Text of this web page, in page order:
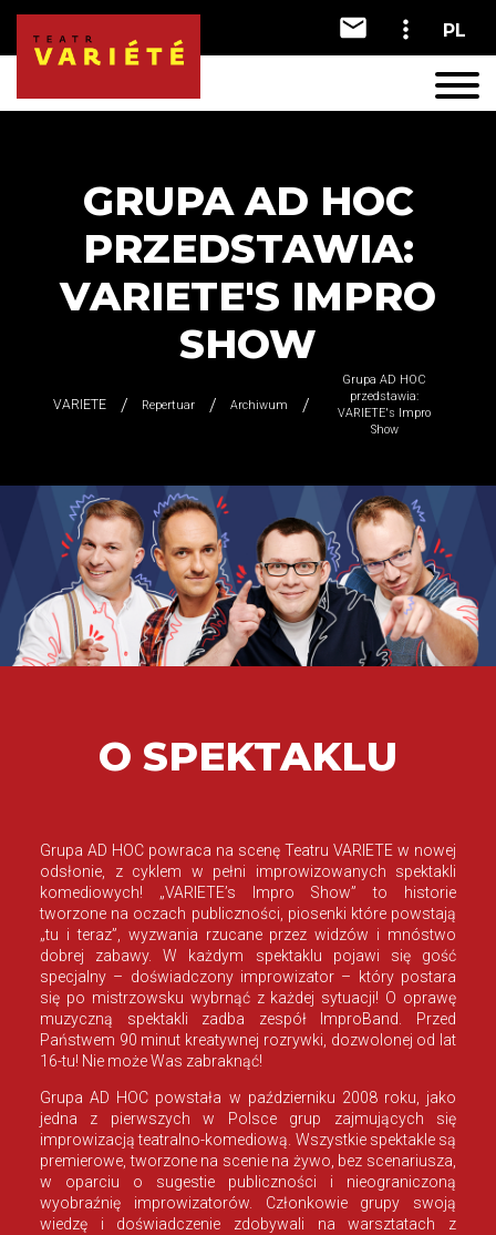
PL
GRUPA AD HOC
PRZEDSTAWIA:
VARIETE'S IMPRO
SHOW
VARIETE Repertuar Archiwum
Grupa AD HOC
przedstawia:
VARIETE's Impro
Show
O SPEKTAKLU
Grupa AD HOC powraca na scenę Teatru VARIETE w nowej
odsłonie, z cyklem w pełni improwizowanych spektakli
komediowych! „VARIETE’s Impro Show” to historie
tworzone na oczach publiczności, piosenki które powstają
„tu i teraz”, wyzwania rzucane przez widzów i mnóstwo
dobrej zabawy. W każdym spektaklu pojawi się gość
specjalny – doświadczony improwizator – który postara
się po mistrzowsku wybrnąć z każdej sytuacji! O oprawę
muzyczną spektakli zadba zespół ImproBand. Przed
Państwem 90 minut kreatywnej rozrywki, dozwolonej od lat
16-tu! Nie może Was zabraknąć!
Grupa AD HOC powstała w październiku 2008 roku, jako
jedna z pierwszych w Polsce grup zajmujących się
improwizacją teatralno-komediową. Wszystkie spektakle są
premierowe, tworzone na scenie na żywo, bez scenariusza,
w oparciu o sugestie publiczności i nieograniczoną
wyobraźnię improwizatorów. Członkowie grupy swoją
wiedzę i doświadczenie zdobywali na warsztatach z